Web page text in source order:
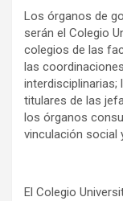
Los órganos de
serán el Colegio
colegios de las
las
titulares de las
los órganos
vinculación social
El Colegio